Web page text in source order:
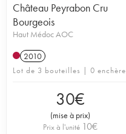
Château Peyrabon Cru
Bourgeois
Haut Médoc AOC
2010
Lot de 3 bouteilles | 0 enchère
30€
(mise à prix)
Prix à l'unité 10€